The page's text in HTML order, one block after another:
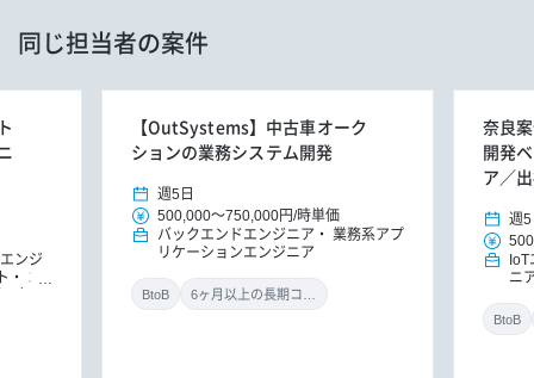
同じ担当者の案件
ンジ
エ
【OutSystems】中古車オーク
ションの業務システム開発
週5日
500,000～750,000円/時単価
バックエンドエンジニア
業務系アプ
リケーションエンジニア
BtoB
奈良
開発
ア／
週5
ニ
BtoB